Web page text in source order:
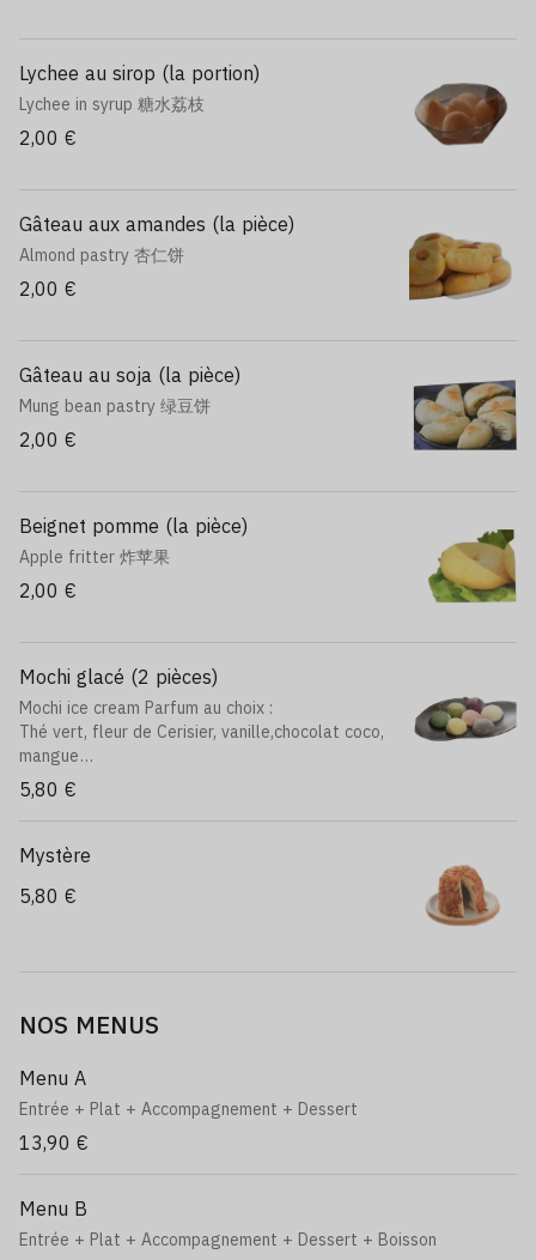
Lychee au sirop (la portion)
Lychee in syrup 糖水荔枝
2,00 €
Gâteau aux amandes (la pièce)
Almond pastry 杏仁饼
2,00 €
Gâteau au soja (la pièce)
Mung bean pastry 绿豆饼
2,00 €
Beignet pomme (la pièce)
Apple fritter 炸苹果
2,00 €
Mochi glacé (2 pièces)
Mochi ice cream Parfum au choix :
Thé vert, fleur de Cerisier, vanille,chocolat coco,
mangue
(Green tea, cherry blossom, va-nilla, coconut
chocolate, mango)
5,80 €
Mystère
5,80 €
NOS MENUS
Menu A
Entrée + Plat + Accompagnement + Dessert
13,90 €
Menu B
Entrée + Plat + Accompagnement + Dessert + Boisson